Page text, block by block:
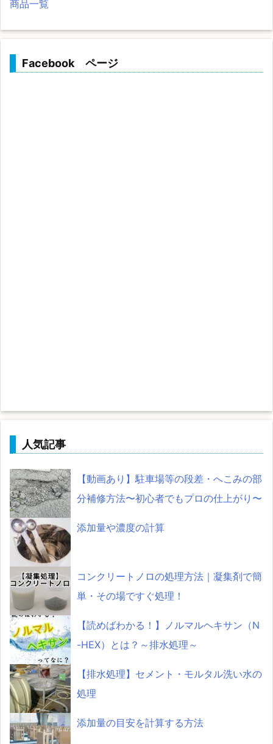
商品一覧
Facebook ページ
人気記事
【動画あり】駐車場等の段差・へこみの部
分補修方法〜初心者でもプロの仕上がり〜
添加量や濃度の計算
コンクリートノロの処理方法｜凝集剤で簡
単・その場ですぐ処理！
【読めばわかる！】ノルマルヘキサン（N
-HEX）とは？～排水処理～
【排水処理】セメント・モルタル洗い水の
処理
添加量の目安を計算する方法